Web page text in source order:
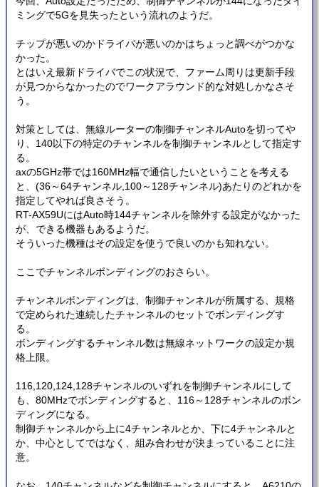
ミングで5Gを見失ったという流れのようだ。
チップが悪いのかドライバが悪いのかはちょっと調べがつかな
かった。
とはいえ最新ドライバでこの状況で、ファーム周りは更新手段
が見つからなかったのでワークアラウンド的な対処しかなさそ
う。
対策としては、無線ルーターの制御チャンネルAutoを切ってや
り、140以下の特定のチャンネルを制御チャンネルとして指定す
る。
axの5GHz帯では160MHz幅で通信したいということを考える
と、(36～64チャンネル,100～128チャンネル)あたりのどれかを
指定してやれば良さそう。
RT-AX59UにはAuto時144チャンネルを除外する設定がなかった
が、できる機器もあるようだ。
そういった機種はその設定を使うで良いのかも知れない。
ここでチャンネルボンディングのおさらい。
チャンネルボンディングは、制御チャンネルが所属する、規格
で定められた連続したチャンネルのセットでボンディングす
る。
ボンディングするチャンネル数は無線ネットワークの設定か規
格上限。
116,120,124,128チャンネルのいずれを制御チャンネルにして
も、80MHzでボンディングすると、116～128チャンネルのボン
ディングになる。
制御チャンネルから上に4チャンネルとか、下に4チャンネルと
か、中心としてではなく、組み合わせが決まっていることに注
意。